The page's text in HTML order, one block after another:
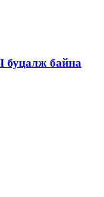
буцалж байна